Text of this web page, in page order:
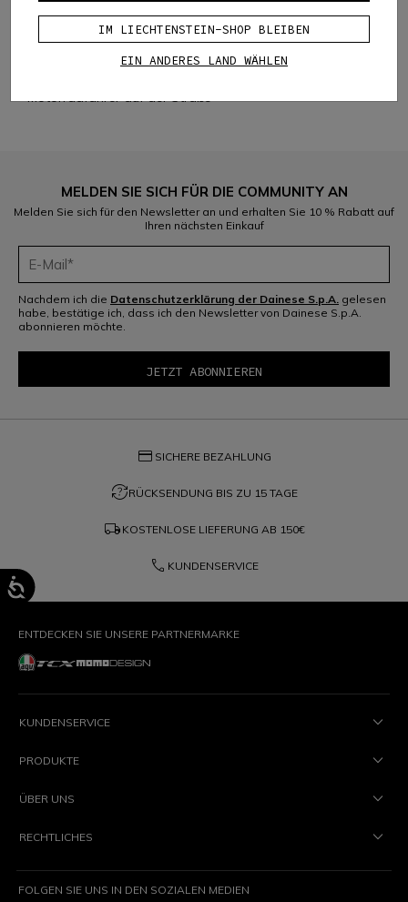
Dainese Smart Air: Wie funktioniert die
leichteste Motorrad-Airbagweste?
System R&D Manager die Merkmale und innovativen
Motorradfahrer auf der Straße
MELDEN SIE SICH FÜR DIE COMMUNITY AN
Melden Sie sich für den Newsletter an und erhalten Sie 10 % Rabatt auf
Ihren nächsten Einkauf
Nachdem ich die Datenschutzerklärung der Dainese S.p.A. gelesen
habe, bestätige ich, dass ich den Newsletter von Dainese S.p.A.
abonnieren möchte.
credit_card SICHERE BEZAHLUNG
question_exchangeRÜCKSENDUNG BIS ZU 15 TAGE
local_shipping KOSTENLOSE LIEFERUNG AB 150€
phone KUNDENSERVICE
ENTDECKEN SIE UNSERE PARTNERMARKE
KUNDENSERVICE
PRODUKTE
ÜBER UNS
RECHTLICHES
FOLGEN SIE UNS IN DEN SOZIALEN MEDIEN
IM LIECHTENSTEIN-SHOP BLEIBEN
EIN ANDERES LAND WÄHLEN